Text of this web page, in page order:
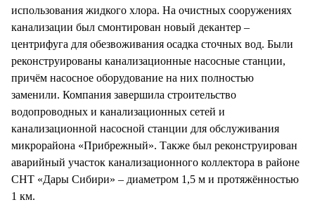
использования жидкого хлора. На очистных сооружениях
канализации был смонтирован новый декантер –
центрифуга для обезвоживания осадка сточных вод. Были
реконструированы канализационные насосные станции,
причём насосное оборудование на них полностью
заменили. Компания завершила строительство
водопроводных и канализационных сетей и
канализационной насосной станции для обслуживания
микрорайона «Прибрежный». Также был реконструирован
аварийный участок канализационного коллектора в районе
СНТ «Дары Сибири» – диаметром 1,5 м и протяжённостью
1 км.